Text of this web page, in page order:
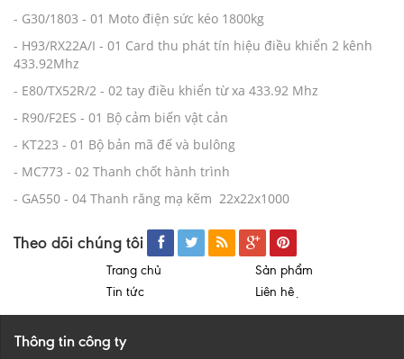
- G30/1803 - 01 Moto điện sức kéo 1800kg
- H93/RX22A/I - 01 Card thu phát tín hiệu điều khiển 2 kênh
433.92Mhz
- E80/TX52R/2 - 02 tay điều khiển từ xa 433.92 Mhz
- R90/F2ES - 01 Bộ cảm biến vật cản
- KT223 - 01 Bộ bản mã đế và bulông
- MC773 - 02 Thanh chốt hành trình
- GA550 - 04 Thanh răng mạ kẽm 22x22x1000
Theo dõi chúng tôi
Trang chủ
Sản phẩm
Tin tức
Liên hệ
Thông tin công ty